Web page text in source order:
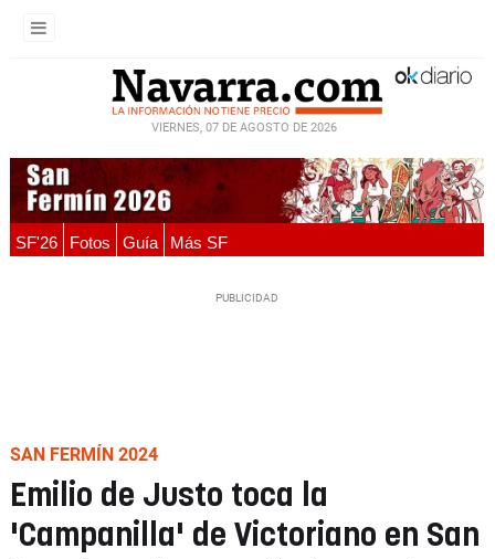
VIERNES, 07 DE AGOSTO DE 2026
SF'26 Fotos Guía Más SF
SAN FERMÍN 2024
Emilio de Justo toca la
'Campanilla' de Victoriano en San